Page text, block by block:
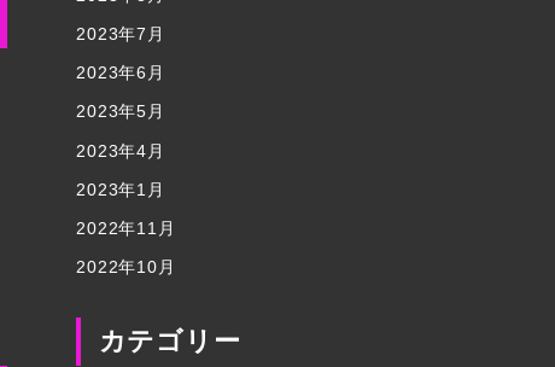
2023年7月
2023年6月
2023年5月
2023年4月
2023年1月
2022年11月
2022年10月
カテゴリー